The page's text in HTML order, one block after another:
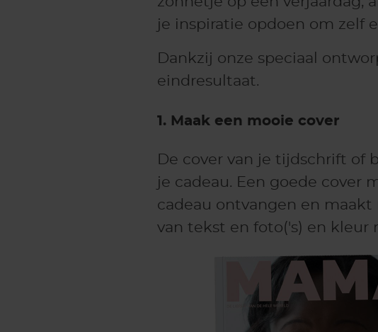
je inspiratie opdoen om zelf
Dankzij onze speciaal
eindresultaat.
1. Maak een mooie cover
De cover van je tijdschrift
je cadeau. Een goede cover
cadeau ontvangen en
van tekst en foto('s) en